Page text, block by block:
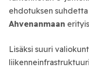
ehdotuksen
Ahvenanmaan
Lisäksi suuri